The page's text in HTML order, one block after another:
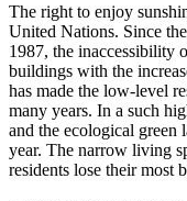
The right to enjoy
United Nations. Since
1987, the inaccessibility
buildings with the
has made the low-level
many years. In a such
and the ecological green
year. The narrow living
residents lose their most